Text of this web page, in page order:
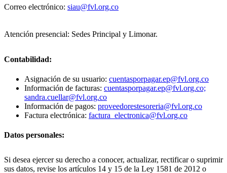
Correo electrónico: siau@fvl.org.co
Atención presencial: Sedes Principal y Limonar.
Contabilidad:
Asignación de su usuario: cuentasporpagar.ep@fvl.org.co
Información de facturas: cuentasporpagar.ep@fvl.org.co;
sandra.cuellar@fvl.org.co
Información de pagos: proveedorestesoreria@fvl.org.co
Factura electrónica: factura_electronica@fvl.org.co
Datos personales:
Si desea ejercer su derecho a conocer, actualizar, rectificar o suprimir
sus datos, revise los artículos 14 y 15 de la Ley 1581 de 2012 o